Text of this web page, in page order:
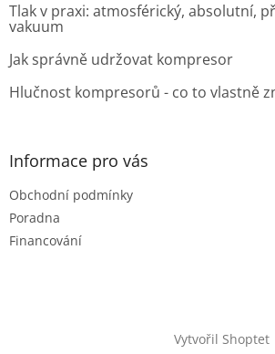
Tlak v praxi: atmosférický, absolutní,
vakuum
Jak správně udržovat kompresor
Hlučnost kompresorů - co to vlastně
Informace pro vás
Obchodní podmínky
Poradna
Financování
Vytvořil Shoptet